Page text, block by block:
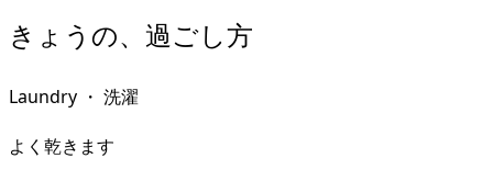
きょうの、過ごし方
Laundry ・ 洗濯
よく乾きます